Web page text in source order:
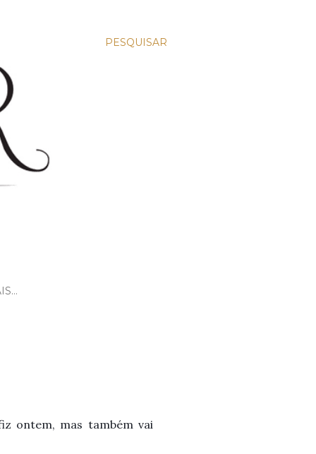
PESQUISAR
ontem, mas também vai